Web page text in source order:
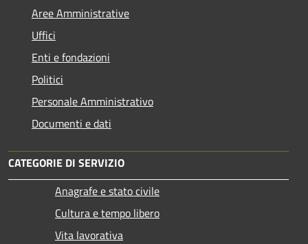
Aree Amministrative
Uffici
Enti e fondazioni
Politici
Personale Amministrativo
Documenti e dati
CATEGORIE DI SERVIZIO
Anagrafe e stato civile
Cultura e tempo libero
Vita lavorativa